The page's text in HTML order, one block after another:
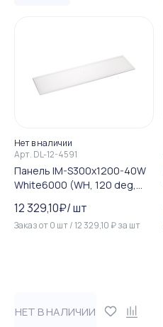
Нет в наличии
Арт. DL-12-4591
Панель IM-S300x1200-40W
White6000 (WH, 120 deg,
12 329,10₽/шт
Заказ от0 шт/12 329,10 ₽за шт
НЕТ В НАЛИЧИИ